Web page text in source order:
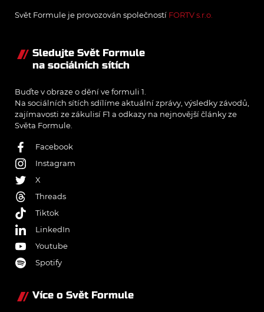
Svět Formule je provozován společností FORTV s.r.o.
Sledujte Svět Formule
na sociálních sítích
Buďte v obraze o dění ve formuli 1.
Na sociálních sítích sdílíme aktuální zprávy, výsledky závodů,
zajímavosti ze zákulisí F1 a odkazy na nejnovější články ze
Světa Formule.
Facebook
Instagram
X
Threads
Tiktok
LinkedIn
Youtube
Spotify
Více o Svět Formule